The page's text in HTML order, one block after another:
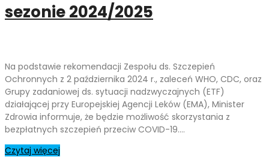
sezonie 2024/2025
Na podstawie rekomendacji Zespołu ds. Szczepień
Ochronnych z 2 października 2024 r., zaleceń WHO, CDC, oraz
Grupy zadaniowej ds. sytuacji nadzwyczajnych (ETF)
działającej przy Europejskiej Agencji Leków (EMA), Minister
Zdrowia informuje, że będzie możliwość skorzystania z
bezpłatnych szczepień przeciw COVID-19.…
Czytaj więcej